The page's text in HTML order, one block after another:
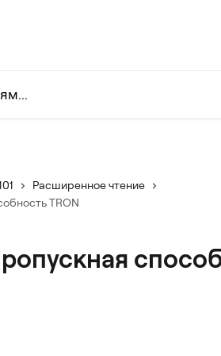
Расширенное чтение
TRON